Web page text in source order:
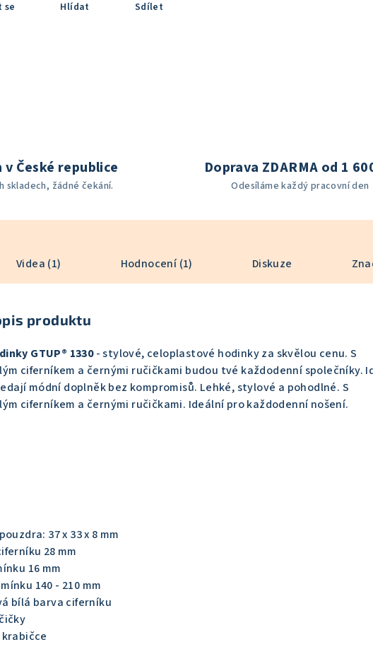
se Hlídat Sdílet
v České republice
skladech, žádné čekání.
Doprava ZDARMA od 1
Odesíláme každý pracovní den
Videa (1) Hodnocení (1) Diskuze
produktu
GTUP® 1330- stylové, celoplastové hodinky za skvělou cenu. S
ciferníkem a černými ručičkami budou tvé každodenní společníky.
módní doplněk bez kompromisů. Lehké, stylové a pohodlné. S
ciferníkem a černými ručičkami. Ideální pro každodenní nošení.
37 x 33 x 8 mm
28 mm
16 mm
140 - 210 mm
bílá barva ciferníku